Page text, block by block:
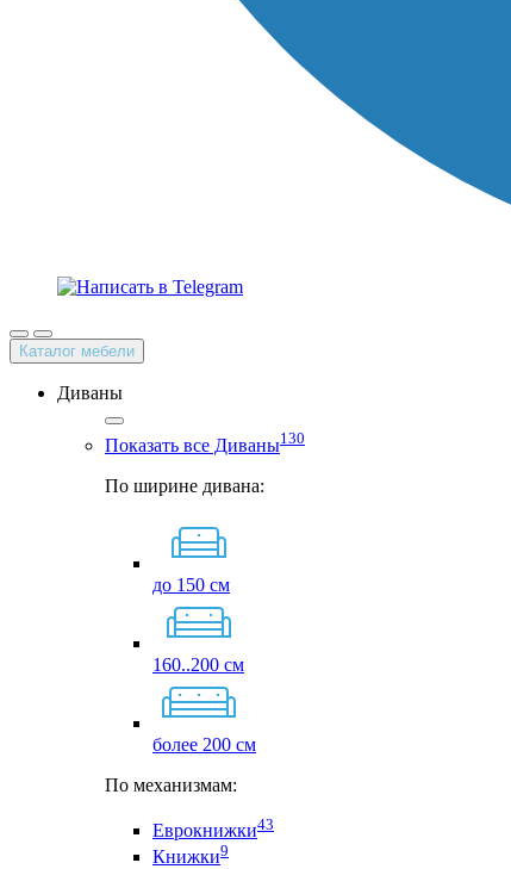
Каталог мебели
Диваны
Показать все Диваны130
По ширине дивана:
до 150 см
160..200 см
более 200 см
По механизмам:
Еврокнижки43
Книжки9